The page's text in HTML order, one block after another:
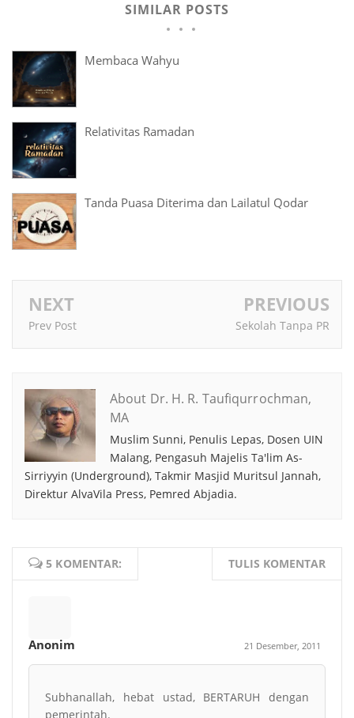
SIMILAR POSTS
Membaca Wahyu
Relativitas Ramadan
Tanda Puasa Diterima dan Lailatul Qodar
NEXT
Prev Post
PREVIOUS
Sekolah Tanpa PR
About Dr. H. R. Taufiqurrochman,
MA
Muslim Sunni, Penulis Lepas, Dosen UIN
Malang, Pengasuh Majelis Ta'lim As-
Sirriyyin (Underground), Takmir Masjid Muritsul Jannah,
Direktur AlvaVila Press, Pemred Abjadia.
5 KOMENTAR: TULIS KOMENTAR
Anonim 21 Desember, 2011
Subhanallah, hebat ustad, BERTARUH dengan
pemerintah.